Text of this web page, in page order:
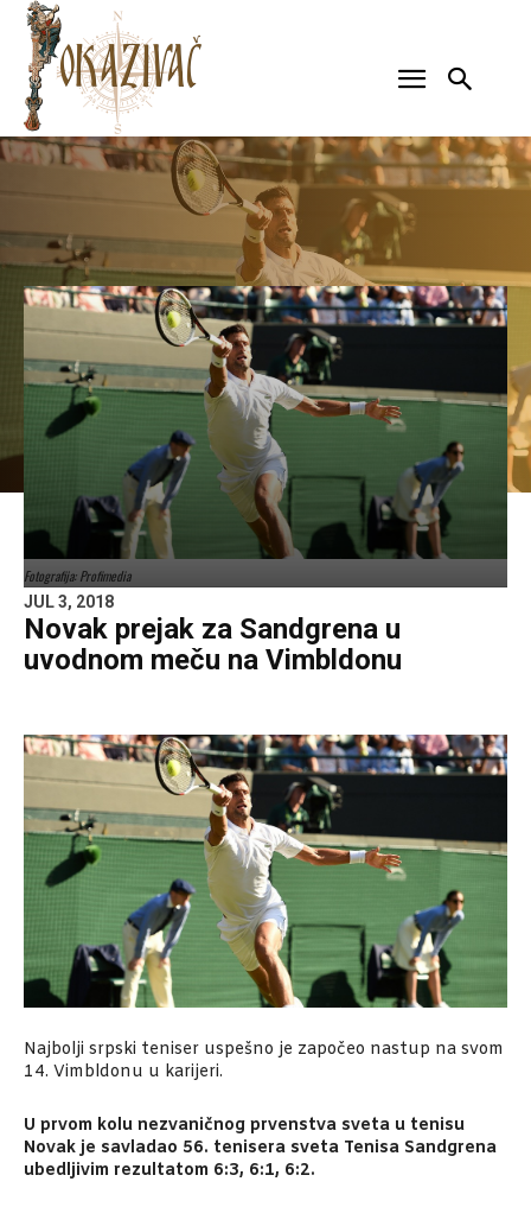
Fotografija: Profimedia
JUL 3, 2018
Novak prejak za Sandgrena u
uvodnom meču na Vimbldonu
Najbolji srpski teniser uspešno je započeo nastup na svom
14. Vimbldonu u karijeri.
U prvom kolu nezvaničnog prvenstva sveta u tenisu
Novak je savladao 56. tenisera sveta Tenisa Sandgrena
ubedljivim rezultatom 6:3, 6:1, 6:2.